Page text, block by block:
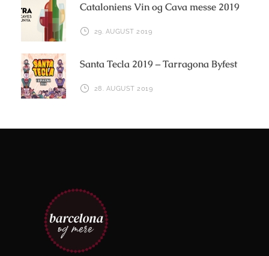
Cataloniens Vin og Cava messe 2019
29. AUGUST 2019
Santa Tecla 2019 – Tarragona Byfest
28. AUGUST 2019